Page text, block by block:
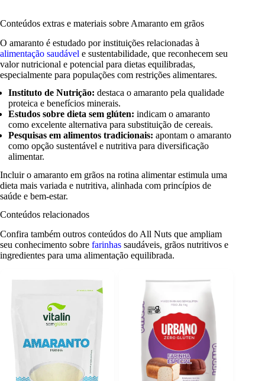
Conteúdos extras e materiais sobre Amaranto em grãos
O amaranto é estudado por instituições relacionadas à
alimentação saudável e sustentabilidade, que reconhecem seu
valor nutricional e potencial para dietas equilibradas,
especialmente para populações com restrições alimentares.
Instituto de Nutrição: destaca o amaranto pela qualidade
proteica e benefícios minerais.
Estudos sobre dieta sem glúten: indicam o amaranto
como excelente alternativa para substituição de cereais.
Pesquisas em alimentos tradicionais: apontam o amaranto
como opção sustentável e nutritiva para diversificação
alimentar.
Incluir o amaranto em grãos na rotina alimentar estimula uma
dieta mais variada e nutritiva, alinhada com princípios de
saúde e bem-estar.
Conteúdos relacionados
Confira também outros conteúdos do All Nuts que ampliam
seu conhecimento sobre farinhas saudáveis, grãos nutritivos e
ingredientes para uma alimentação equilibrada.